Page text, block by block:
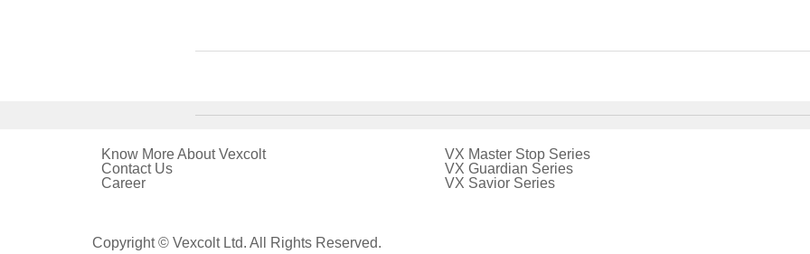
Know More About Vexcolt
Contact Us
Career
VX Master Stop Series
VX Guardian Series
VX Savior Series
Copyright © Vexcolt Ltd. All Rights Reserved.